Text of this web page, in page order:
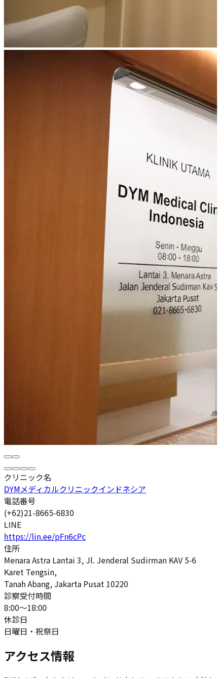
クリニック名
DYMメディカルクリニックインドネシア
電話番号
(+62)21-8665-6830
LINE
https://lin.ee/pFn6cPc
住所
Menara Astra Lantai 3, Jl. Jenderal Sudirman KAV 5-6
Karet Tengsin,
Tanah Abang, Jakarta Pusat 10220
診察受付時間
8:00～18:00
休診日
日曜日・祝祭日
アクセス情報